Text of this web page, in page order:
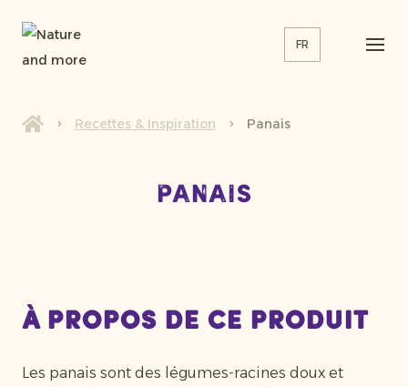
FR
Recettes & Inspiration Panais
Panais
À propos de ce produit
Les panais sont des légumes-racines doux et